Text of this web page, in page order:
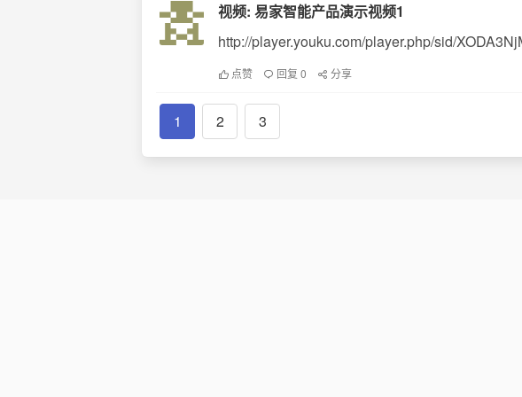
视频: 易家智能产品演示视频1
http://player.youku.com/player.php/sid/
点赞 回复 0 分享
1 2 3